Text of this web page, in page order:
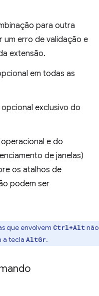
para outra
um erro de validação e
extensão.
em todas as
exclusivo do
e do
de janelas)
os atalhos de
podem ser
que envolvem Ctrl+Alt não
a tecla AltGr.